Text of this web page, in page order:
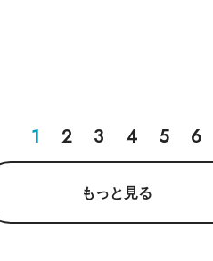
1 2 3 4 5 6
もっと見る